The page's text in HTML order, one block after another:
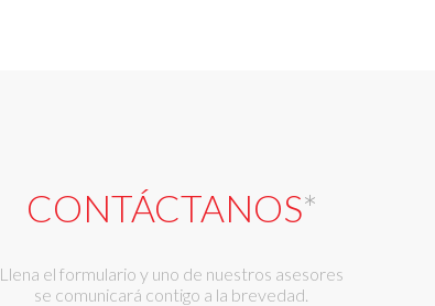
CONTÁCTANOS*
Llena el formulario y uno de nuestros asesores
se comunicará contigo a la brevedad.